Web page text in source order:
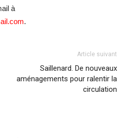
à
.
Article suivant
Saillenard. De nouveaux
aménagements pour ralentir la
circulation